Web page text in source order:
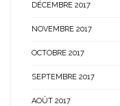
DÉCEMBRE 2017
NOVEMBRE 2017
OCTOBRE 2017
SEPTEMBRE 2017
AOÛT 2017